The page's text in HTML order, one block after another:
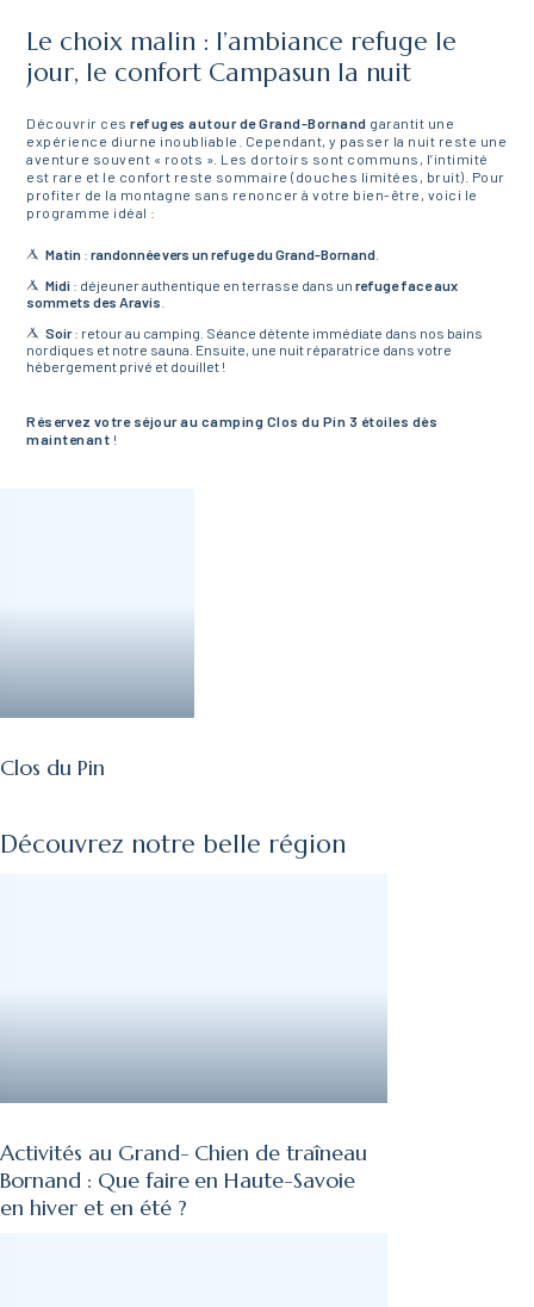
Le choix malin : l’ambiance refuge le
jour, le confort Campasun la nuit
Découvrir cesrefuges autour de Grand-Bornand garantit une
expérience diurne inoubliable. Cependant, y passer la nuit reste une
aventure souvent « roots ». Les dortoirs sont communs, l’intimité
est rare et le confort reste sommaire (douches limitées, bruit). Pour
profiter de la montagne sans renoncer à votre bien-être, voici le
programme idéal :
Matin : randonnée vers un refuge du Grand-Bornand
Midi : déjeuner authentique en terrasse dans un refuge face aux
sommets des Aravis
Soir: retour au camping. Séance détente immédiate dans nos bains
nordiques et notre sauna. Ensuite, une nuit réparatrice dans votre
hébergement privé et douillet !
Réservez votre séjour au camping Clos du Pin 3 étoiles dès
maintenant !
Clos du Pin
Découvrez notre belle région
Activités au Grand-
Bornand : Que faire
en hiver et en été ?
Chien de traîneau
en Haute-Savoie